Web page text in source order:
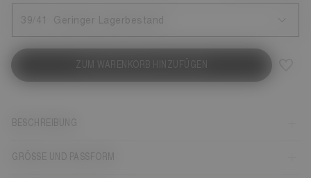
39/41 Geringer Lagerbestand
ZUM WARENKORB HINZUFÜGEN
BESCHREIBUNG
GRÖSSE UND PASSFORM